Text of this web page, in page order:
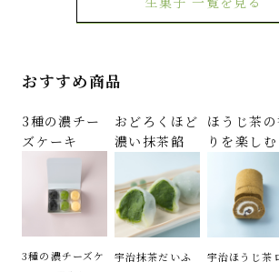
おすすめ商品
3種の濃チー
ズケーキ
3種の濃チーズケ
おどろくほど
濃い抹茶餡
宇治抹茶だいふ
ほうじ茶
りを楽しむ
宇治ほうじ茶